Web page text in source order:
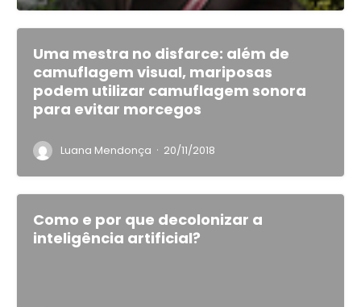
Uma mestra no disfarce: além de
camuflagem visual, mariposas
podem utilizar camuflagem sonora
para evitar morcegos
Luana Mendonça · 20/11/2018
Como e por que decolonizar a
inteligência artificial?